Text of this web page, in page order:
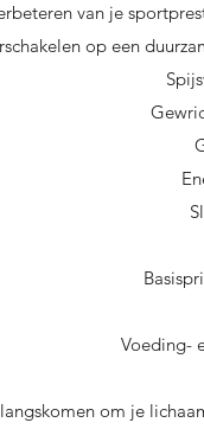
van je
op een
Voeding-
om je